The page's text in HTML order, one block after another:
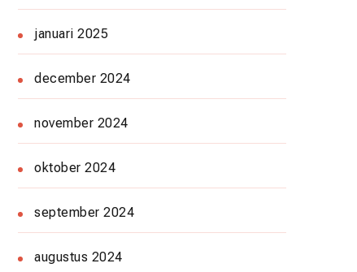
januari 2025
december 2024
november 2024
oktober 2024
september 2024
augustus 2024